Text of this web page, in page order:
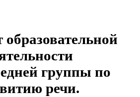
образовательной
группы по
речи.